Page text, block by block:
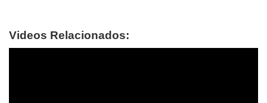
Videos Relacionados: